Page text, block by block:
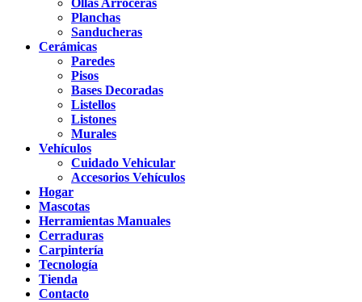
Ollas Arroceras
Planchas
Sanducheras
Cerámicas
Paredes
Pisos
Bases Decoradas
Listellos
Listones
Murales
Vehículos
Cuidado Vehicular
Accesorios Vehículos
Hogar
Mascotas
Herramientas Manuales
Cerraduras
Carpintería
Tecnología
Tienda
Contacto